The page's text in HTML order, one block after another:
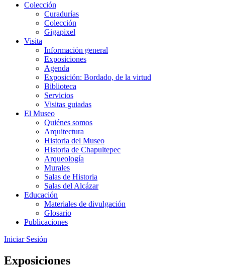
Colección
Curadurías
Colección
Gigapixel
Visita
Información general
Exposiciones
Agenda
Exposición: Bordado, de la virtud
Biblioteca
Servicios
Visitas guiadas
El Museo
Quiénes somos
Arquitectura
Historia del Museo
Historia de Chapultepec
Arqueología
Murales
Salas de Historia
Salas del Alcázar
Educación
Materiales de divulgación
Glosario
Publicaciones
Iniciar Sesión
Exposiciones